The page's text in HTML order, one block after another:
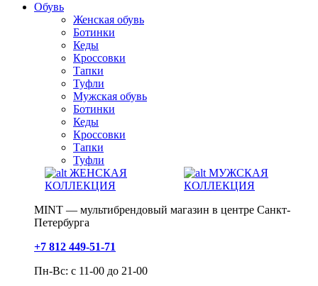
Обувь
Женская обувь
Ботинки
Кеды
Кроссовки
Тапки
Туфли
Мужская обувь
Ботинки
Кеды
Кроссовки
Тапки
Туфли
ЖЕНСКАЯ
КОЛЛЕКЦИЯ
МУЖСКАЯ
КОЛЛЕКЦИЯ
MINT — мультибрендовый магазин в центре Санкт-
Петербурга
+7 812 449-51-71
Пн-Вс: с 11-00 до 21-00